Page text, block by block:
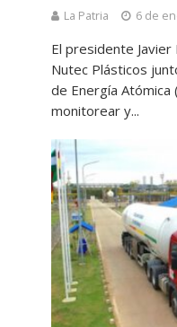
La Patria 6 de
El presidente
Nutec Plásticos
de Energía Atómica
monitorear y...